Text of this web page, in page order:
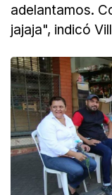
adelantamos.
jajaja", indicó